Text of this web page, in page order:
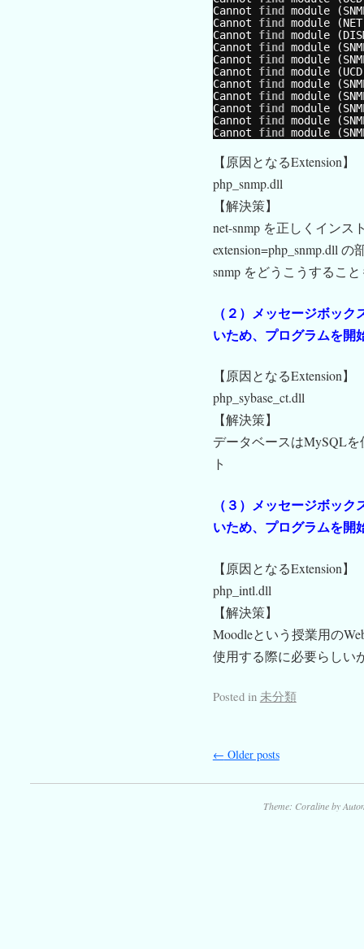
Cannot find
module
Cannot find
module
Cannot find
module
Cannot find
module
Cannot find
module
Cannot find
module
Cannot find
module
Cannot find
module
Cannot find
module
Cannot find
module
Cannot find module
【原因となるExtension】
php_snmp.dll
【解決策】
net-snmp を正しくインス
extension=php_snmp.dll
snmp をどうこうするこ
（２）メッセージボッ
いため、プログラムを開
【原因となるExtension】
php_sybase_ct.dll
【解決策】
データベースはMySQL
ト
（３）メッセージボッ
いため、プログラムを開
【原因となるExtension】
php_intl.dll
【解決策】
Moodleという授業用の
使用する際に必要らしい
Posted in 未分類
← Older posts
Theme: Coraline by